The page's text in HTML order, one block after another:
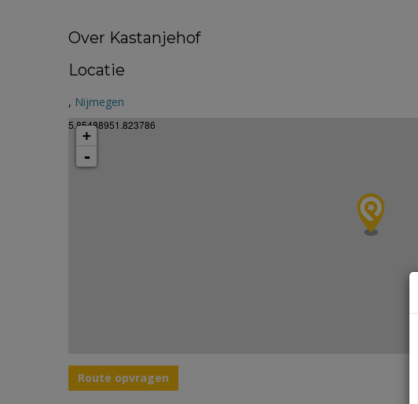
Over Kastanjehof
Locatie
, Nijmegen
5.85488951.823786
+
-
Route opvragen